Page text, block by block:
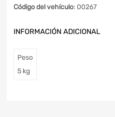
Código del vehículo: 00267
INFORMACIÓN ADICIONAL
Peso
5 kg